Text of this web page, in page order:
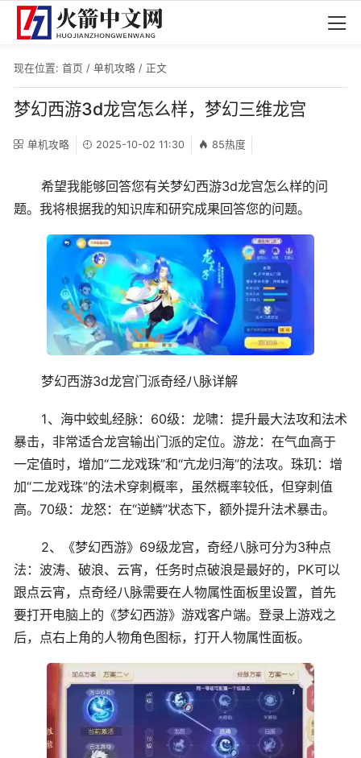
现在位置: 首页 / 单机攻略 / 正文
梦幻西游3d龙宫怎么样，梦幻三维龙宫
单机攻略 2025-10-02 11:30 85热度
希望我能够回答您有关梦幻西游3d龙宫怎么样的问
题。我将根据我的知识库和研究成果回答您的问题。
梦幻西游3d龙宫门派奇经八脉详解
1、海中蛟虬经脉：60级：龙啸：提升最大法攻和法术
暴击，非常适合龙宫输出门派的定位。游龙：在气血高于
一定值时，增加“二龙戏珠”和“亢龙归海”的法攻。珠玑：增
加“二龙戏珠”的法术穿刺概率，虽然概率较低，但穿刺值
高。70级：龙怒：在“逆鳞”状态下，额外提升法术暴击。
2、《梦幻西游》69级龙宫，奇经八脉可分为3种点
法：波涛、破浪、云宵，任务时点破浪是最好的，PK可以
跟点云宵，点奇经八脉需要在人物属性面板里设置，首先
要打开电脑上的《梦幻西游》游戏客户端。登录上游戏之
后，点右上角的人物角色图标，打开人物属性面板。